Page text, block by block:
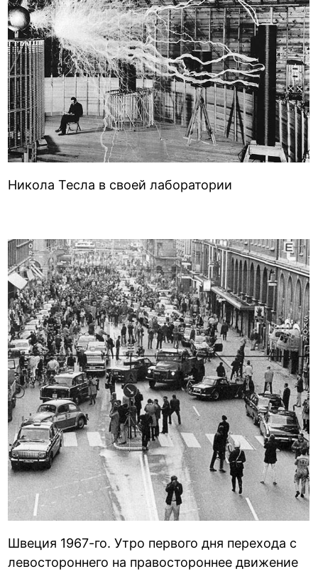
Никола Тесла в своей лаборатории
Швеция 1967-го. Утро первого дня перехода с
левостороннего на правостороннее движение